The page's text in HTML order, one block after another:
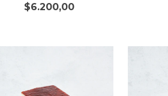
$6.200,00